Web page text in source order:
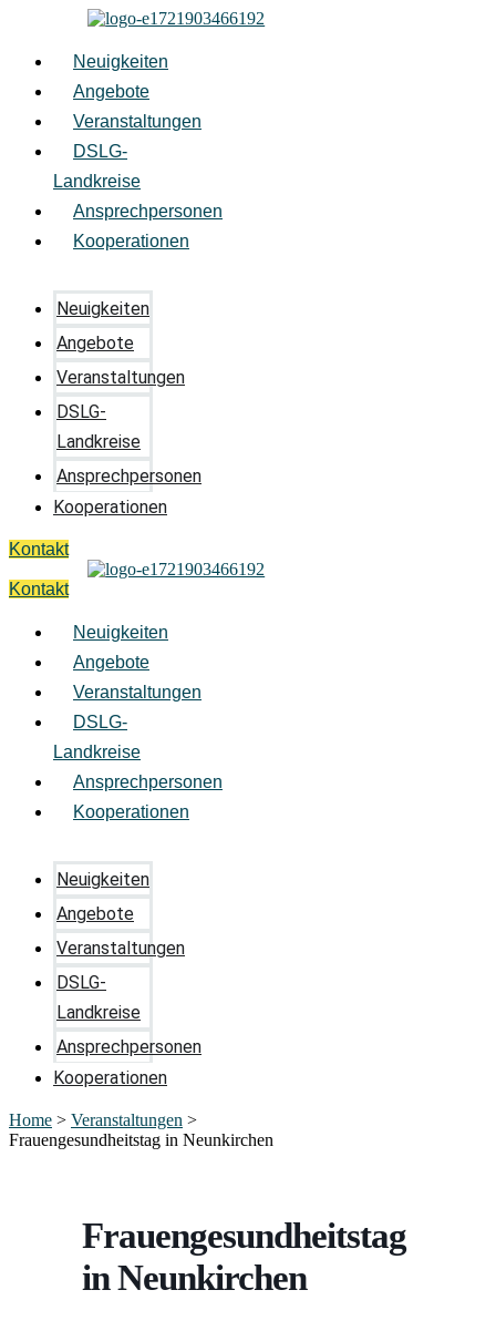
springen
Neuigkeiten
Angebote
Veranstaltungen
DSLG-
Landkreise
Ansprechpersonen
Kooperationen
Neuigkeiten
Angebote
Veranstaltungen
DSLG-
Landkreise
Ansprechpersonen
Kooperationen
Kontakt
Kontakt
Neuigkeiten
Angebote
Veranstaltungen
DSLG-
Landkreise
Ansprechpersonen
Kooperationen
Neuigkeiten
Angebote
Veranstaltungen
DSLG-
Landkreise
Ansprechpersonen
Kooperationen
Home > Veranstaltungen >
Frauengesundheitstag in Neunkirchen
Frauengesundheitstag
in Neunkirchen